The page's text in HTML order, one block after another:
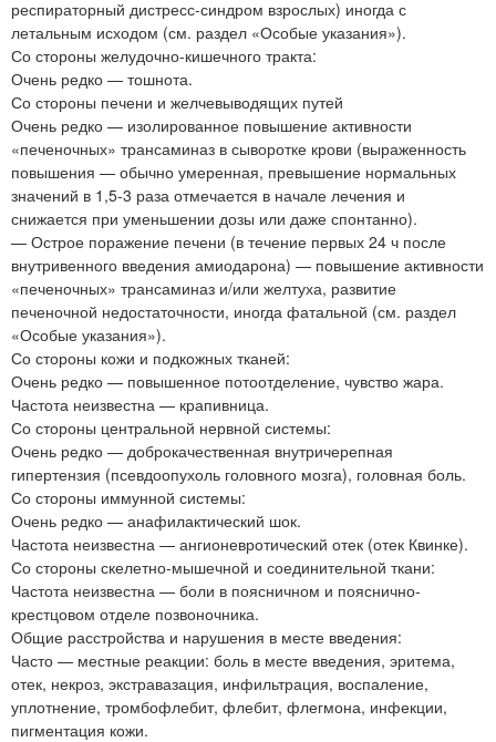
респираторный дистресс-синдром взрослых) иногда с
летальным исходом (см. раздел «Особые указания»).
Со стороны желудочно-кишечного тракта:
Очень редко — тошнота.
Со стороны печени и желчевыводящих путей
Очень редко — изолированное повышение активности
«печеночных» трансаминаз в сыворотке крови (выраженность
повышения — обычно умеренная, превышение нормальных
значений в 1,5-3 раза отмечается в начале лечения и
снижается при уменьшении дозы или даже спонтанно).
— Острое поражение печени (в течение первых 24 ч после
внутривенного введения амиодарона) — повышение активности
«печеночных» трансаминаз и/или желтуха, развитие
печеночной недостаточности, иногда фатальной (см. раздел
«Особые указания»).
Со стороны кожи и подкожных тканей:
Очень редко — повышенное потоотделение, чувство жара.
Частота неизвестна — крапивница.
Со стороны центральной нервной системы:
Очень редко — доброкачественная внутричерепная
гипертензия (псевдоопухоль головного мозга), головная боль.
Со стороны иммунной системы:
Очень редко — анафилактический шок.
Частота неизвестна — ангионевротический отек (отек Квинке).
Со стороны скелетно-мышечной и соединительной ткани:
Частота неизвестна — боли в поясничном и пояснично-
крестцовом отделе позвоночника.
Общие расстройства и нарушения в месте введения:
Часто — местные реакции: боль в месте введения, эритема,
отек, некроз, экстравазация, инфильтрация, воспаление,
уплотнение, тромбофлебит, флебит, флегмона, инфекции,
пигментация кожи.